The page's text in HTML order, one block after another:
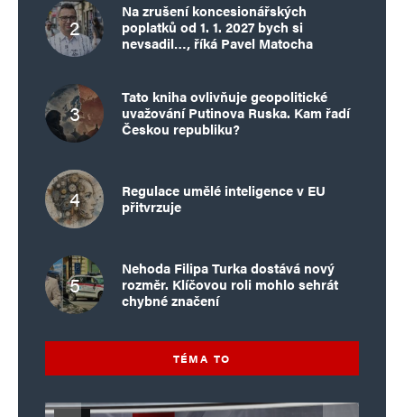
Na zrušení koncesionářských
poplatků od 1. 1. 2027 bych si
nevsadil…, říká Pavel Matocha
Tato kniha ovlivňuje geopolitické
uvažování Putinova Ruska. Kam řadí
Českou republiku?
Regulace umělé inteligence v EU
přitvrzuje
Nehoda Filipa Turka dostává nový
rozměr. Klíčovou roli mohlo sehrát
chybné značení
TÉMA TO